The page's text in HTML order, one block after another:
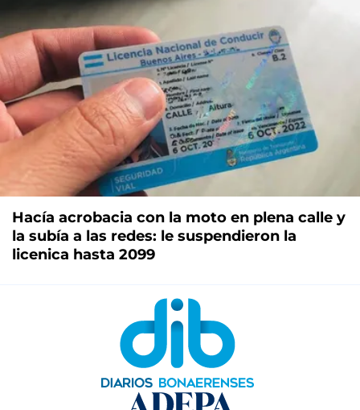
Hacía acrobacia con la moto en plena calle y
la subía a las redes: le suspendieron la
licenica hasta 2099